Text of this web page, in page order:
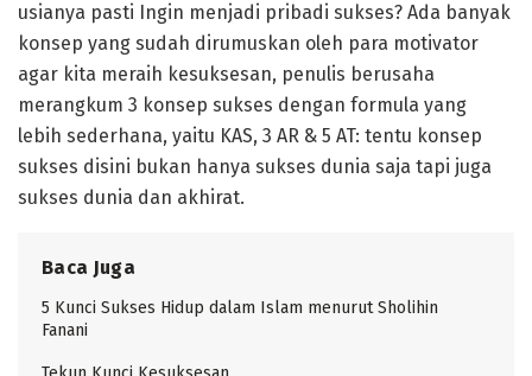
usianya pasti Ingin menjadi pribadi sukses? Ada banyak
konsep yang sudah dirumuskan oleh para motivator
agar kita meraih kesuksesan, penulis berusaha
merangkum 3 konsep sukses dengan formula yang
lebih sederhana, yaitu KAS, 3 AR & 5 AT: tentu konsep
sukses disini bukan hanya sukses dunia saja tapi juga
sukses dunia dan akhirat.
Baca Juga
5 Kunci Sukses Hidup dalam Islam menurut Sholihin
Fanani